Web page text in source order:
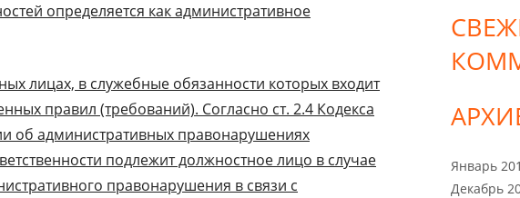
определяется как административное
лицах, в служебные обязанности которых входит
правил (требований). Согласно ст. 2.4 Кодекса
об административных правонарушениях
подлежит должностное лицо в случае
правонарушения в связи с
Январь
Декабрь